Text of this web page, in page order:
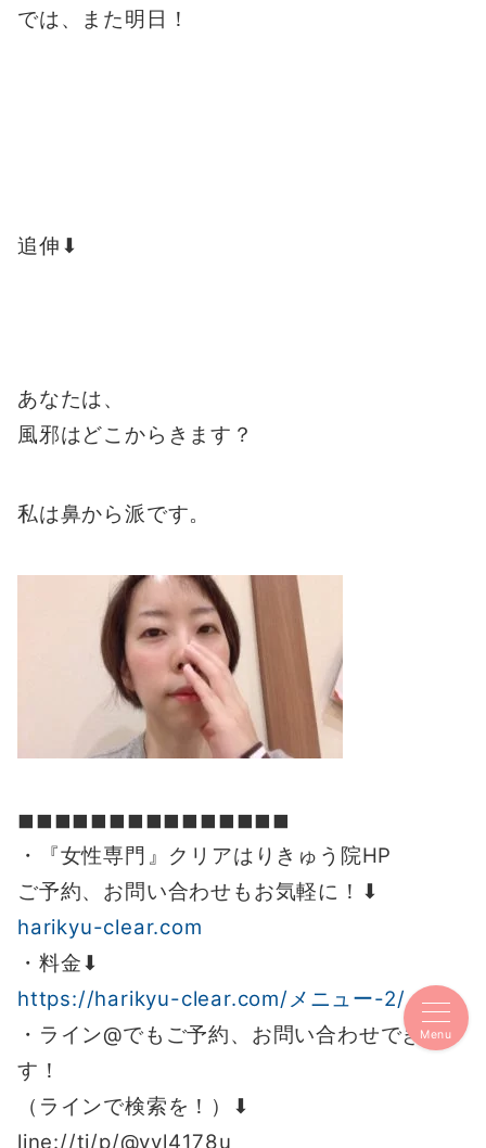
では、また明日！
追伸⬇︎
あなたは、
風邪はどこからきます？
私は鼻から派です。
◼︎◼︎◼︎◼︎◼︎◼︎◼︎◼︎◼︎◼︎◼︎◼︎◼︎◼︎◼︎
・『女性専門』クリアはりきゅう院HP
ご予約、お問い合わせもお気軽に！⬇︎
harikyu-clear.com
・料金⬇︎
https://harikyu-clear.com/メニュー-2/
・ライン@でもご予約、お問い合わせできま
す！
（ラインで検索を！）⬇︎
line://ti/p/@vvl4178u
Menu